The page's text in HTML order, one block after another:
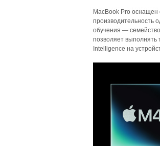
MacBook Pro оснащен
производительность
обучения —
позволяет выполнять
Intelligence на